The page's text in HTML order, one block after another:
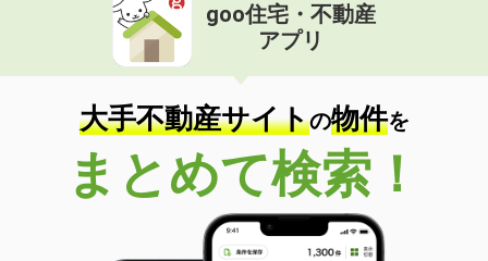
goo住宅・不動産
アプリ
大手不動産サイトの物件を
まとめて検索！